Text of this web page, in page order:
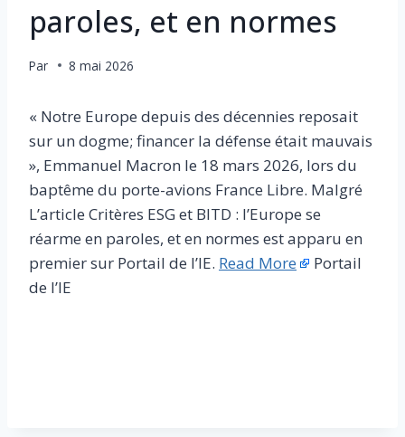
paroles, et en normes
Par 8 mai 2026
« Notre Europe depuis des décennies reposait
sur un dogme; financer la défense était mauvais
», Emmanuel Macron le 18 mars 2026, lors du
baptême du porte-avions France Libre. Malgré
L’article Critères ESG et BITD : l’Europe se
réarme en paroles, et en normes est apparu en
premier sur Portail de l’IE. Read More
Portail
de l’IE